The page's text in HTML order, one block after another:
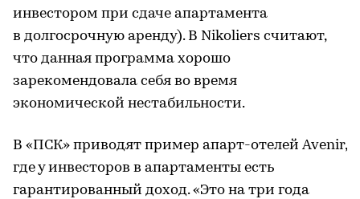
инвестором при сдаче апартамента
в долгосрочную аренду). В Nikoliers считают,
что данная программа хорошо
зарекомендовала себя во время
экономической нестабильности.
В «ПСК» приводят пример апарт-отелей Avenir,
где у инвесторов в апартаменты есть
гарантированный доход. «Это на три года